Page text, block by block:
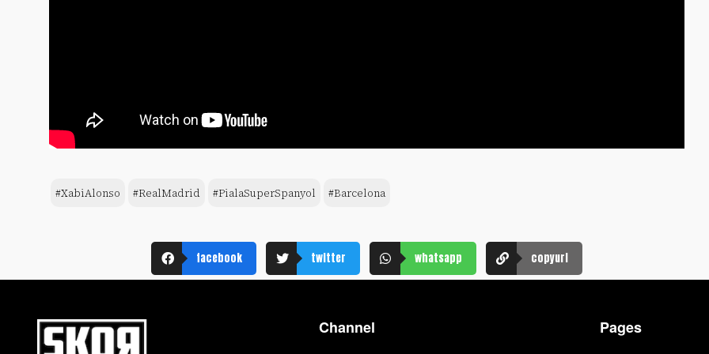
#XabiAlonso #RealMadrid #PialaSuperSpanyol #Barcelona
facebook twitter whatsapp copyurl
Channel Pages